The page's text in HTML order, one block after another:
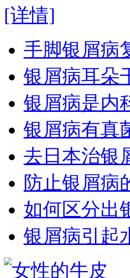
[详情]
手脚银屑病
银屑病耳朵
银屑病是内
银屑病有真
去日本治银
防止银屑病
如何区分出
银屑病引起